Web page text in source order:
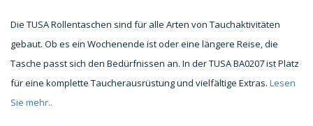
Die TUSA Rollentaschen sind für alle Arten von Tauchaktivitäten
gebaut. Ob es ein Wochenende ist oder eine längere Reise, die
Tasche passt sich den Bedürfnissen an. In der TUSA BA0207 ist Platz
für eine komplette Taucherausrüstung und vielfältige Extras. Lesen
Sie mehr..